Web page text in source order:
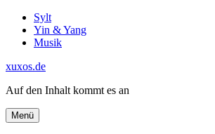
Sylt
Yin & Yang
Musik
xuxos.de
Auf den Inhalt kommt es an
Menü